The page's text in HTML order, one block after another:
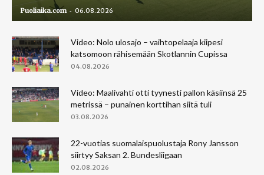
Puoliaika.com - 06.08.2026
Video: Nolo ulosajo – vaihtopelaaja kiipesi
katsomoon rähisemään Skotlannin Cupissa
04.08.2026
Video: Maalivahti otti tyynesti pallon käsiinsä 25
metrissä – punainen korttihan siitä tuli
03.08.2026
22-vuotias suomalaispuolustaja Rony Jansson
siirtyy Saksan 2. Bundesliigaan
02.08.2026